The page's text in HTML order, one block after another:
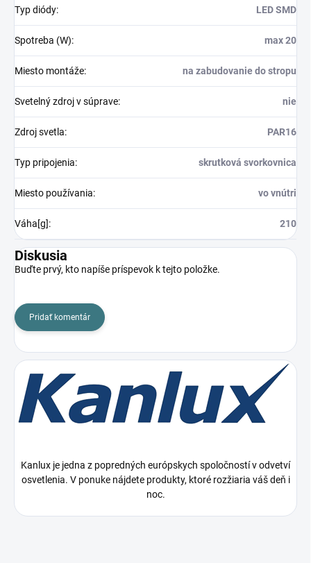
Typ diódy: LED SMD
Spotreba (W): max 20
Miesto montáže: na zabudovanie do stropu
Svetelný zdroj v súprave: nie
Zdroj svetla: PAR16
Typ pripojenia: skrutková svorkovnica
Miesto používania: vo vnútri
Váha[g]: 210
Diskusia
Buďte prvý, kto napíše príspevok k tejto položke.
Pridať komentár
Kanlux je jedna z popredných európskych spoločností v odvetví
osvetlenia. V ponuke nájdete produkty, ktoré rozžiaria váš deň i
noc.